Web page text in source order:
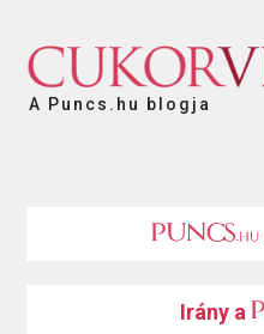
A Puncs.hu blogja
Irány a